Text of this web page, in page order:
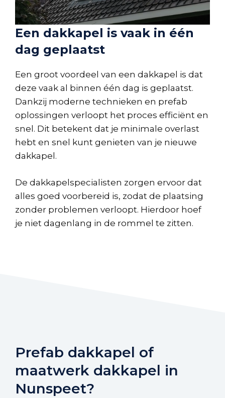
Een dakkapel is vaak in één
dag geplaatst
Een groot voordeel van een dakkapel is dat
deze vaak al binnen één dag is geplaatst.
Dankzij moderne technieken en prefab
oplossingen verloopt het proces efficiënt en
snel. Dit betekent dat je minimale overlast
hebt en snel kunt genieten van je nieuwe
dakkapel.
De dakkapelspecialisten zorgen ervoor dat
alles goed voorbereid is, zodat de plaatsing
zonder problemen verloopt. Hierdoor hoef
je niet dagenlang in de rommel te zitten.
Prefab dakkapel of
maatwerk dakkapel in
Nunspeet?